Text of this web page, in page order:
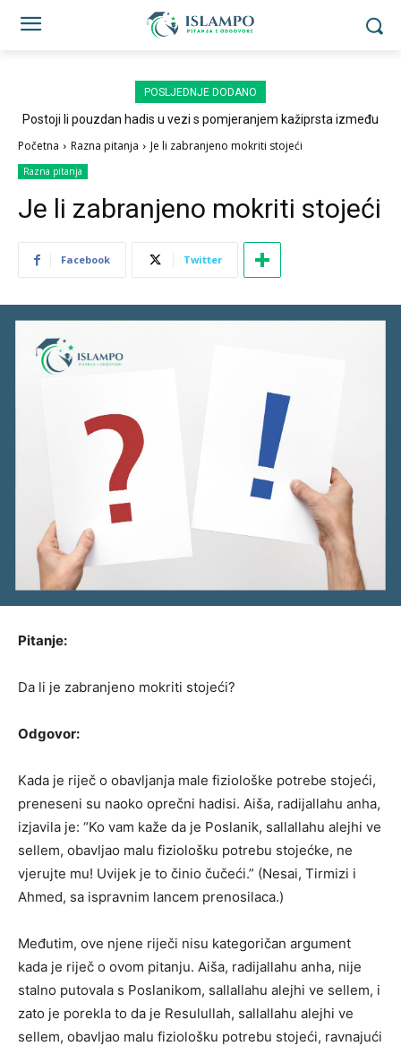
POSLJEDNJE DODANO
Postoji li pouzdan hadis u vezi s pomjeranjem kažiprsta između
Početna Razna pitanja Je li zabranjeno mokriti stojeći
Razna pitanja
Je li zabranjeno mokriti stojeći
Facebook Twitter
Pitanje:
Da li je zabranjeno mokriti stojeći?
Odgovor:
Kada je riječ o obavljanja male fiziološke potrebe stojeći,
preneseni su naoko oprečni hadisi. Aiša, radijallahu anha,
izjavila je: “Ko vam kaže da je Poslanik, sallallahu alejhi ve
sellem, obavljao malu fiziološku potrebu stojećke, ne
vjerujte mu! Uvijek je to činio čučeći.” (Nesai, Tirmizi i
Ahmed, sa ispravnim lancem prenosilaca.)
Međutim, ove njene riječi nisu kategoričan argument
kada je riječ o ovom pitanju. Aiša, radijallahu anha, nije
stalno putovala s Poslanikom, sallallahu alejhi ve sellem, i
zato je porekla to da je Resulullah, sallallahu alejhi ve
sellem, obavljao malu fiziološku potrebu stojeći, ravnajući